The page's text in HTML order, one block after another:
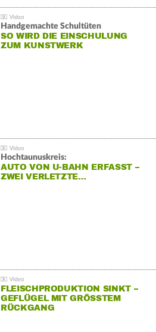
Handgemachte Schultüten
SO WIRD DIE EINSCHULUNG
ZUM KUNSTWERK
Hochtaunuskreis:
AUTO VON U-BAHN ERFASST –
ZWEI VERLETZTE…
FLEISCHPRODUKTION SINKT –
GEFLÜGEL MIT GRÖSSTEM R
ÜCKGANG